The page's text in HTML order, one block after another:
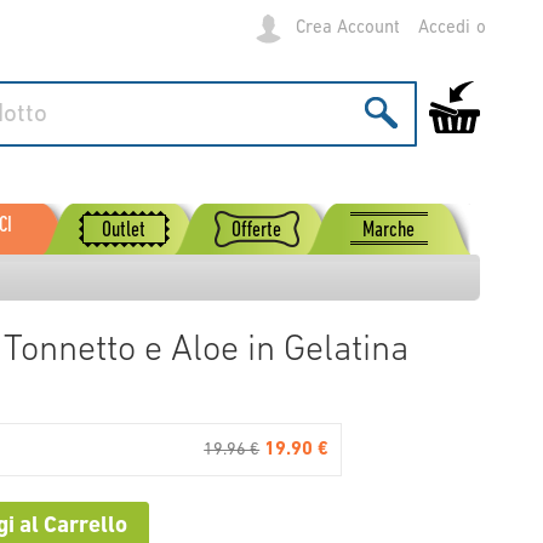
Crea Account Accedi
Carrello
Outlet Offerte Marche
e Aloe in Gelatina
19.96 € 19.90 €
al Carrello